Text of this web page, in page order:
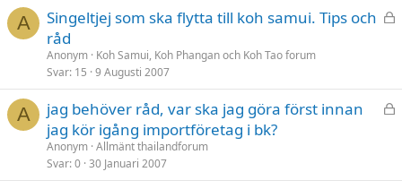
A
L
Singeltjej som ska flytta till koh samui. Tips och
råd
Anonym Koh Samui, Koh Phangan och Koh Tao forum
Svar 15 9 Augusti 2007
A
L
jag behöver råd, var ska jag göra först innan
jag kör igång importföretag i bk?
Anonym Allmänt thailandforum
Svar 0 30 Januari 2007